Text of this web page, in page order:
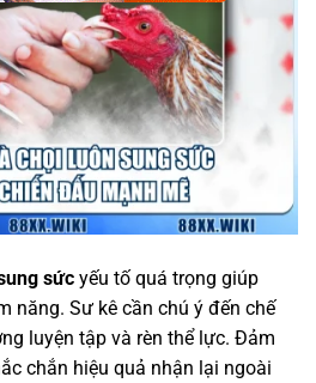
sức yếu tố quá trọng giúp
năng. Sư kê cần chú ý đến chế
luyện tập và rèn thể lực. Đảm
chắn hiệu quả nhận lại ngoài